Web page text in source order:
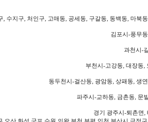
, 수지구, 처인구, 고매동, 공세동, 구갈동, 동백동, 마북
김포시-풍무
과천시-
부천시-고강동, 대장동,
동두천시-걸산동, 광암동, 상패동, 생
파주시-교하동, 금촌동, 문
경기 광주시-퇴촌면,